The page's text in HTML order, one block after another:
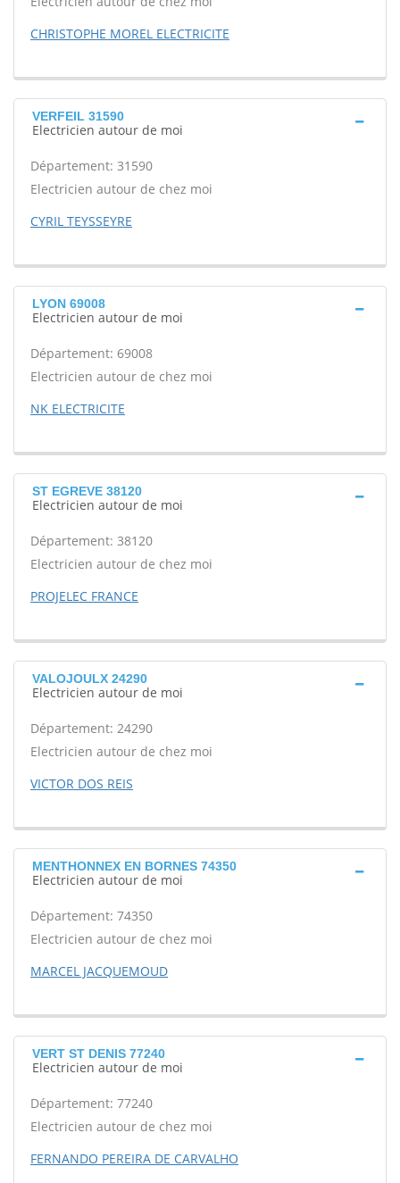
CHRISTOPHE MOREL ELECTRICITE
VERFEIL 31590
Electricien autour de moi
Département: 31590
Electricien autour de chez moi
CYRIL TEYSSEYRE
LYON 69008
Electricien autour de moi
Département: 69008
Electricien autour de chez moi
NK ELECTRICITE
ST EGREVE 38120
Electricien autour de moi
Département: 38120
Electricien autour de chez moi
PROJELEC FRANCE
VALOJOULX 24290
Electricien autour de moi
Département: 24290
Electricien autour de chez moi
VICTOR DOS REIS
MENTHONNEX EN BORNES 74350
Electricien autour de moi
Département: 74350
Electricien autour de chez moi
MARCEL JACQUEMOUD
VERT ST DENIS 77240
Electricien autour de moi
Département: 77240
Electricien autour de chez moi
FERNANDO PEREIRA DE CARVALHO